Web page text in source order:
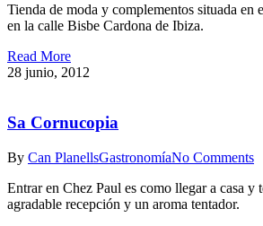
Tienda de moda y complementos situada en
en la calle Bisbe Cardona de Ibiza.
Read More
28 junio, 2012
Sa Cornucopia
By Can PlanellsGastronomíaNo Comments
Entrar en Chez Paul es como llegar a casa y
agradable recepción y un aroma tentador.